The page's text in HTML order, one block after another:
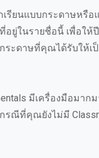
เรียนแบบกระดาษหรื
ยู่ในรายชื่อนี้ เพื่อให้
ระดาษที่คุณได้รับให้
มีเครื่องมือม
กรณีที่คุณยังไม่มี